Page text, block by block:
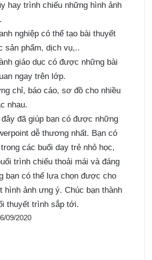
hay trình chiếu những hình ảnh
nghiệp có thể tạo bài thuyết
sản phẩm, dịch vụ,..
giáo dục có được những bài
ngay trên lớp.
chỉ, báo cáo, sơ đồ cho nhiều
nhau.
đã giúp bạn có được những
dễ thương nhất. Bạn có
các buổi dạy trẻ nhỏ học,
trình chiếu thoải mái và đáng
bạn có thể lựa chọn được cho
hình ảnh ưng ý. Chúc bạn thành
thuyết trình sắp tới.
09/2020